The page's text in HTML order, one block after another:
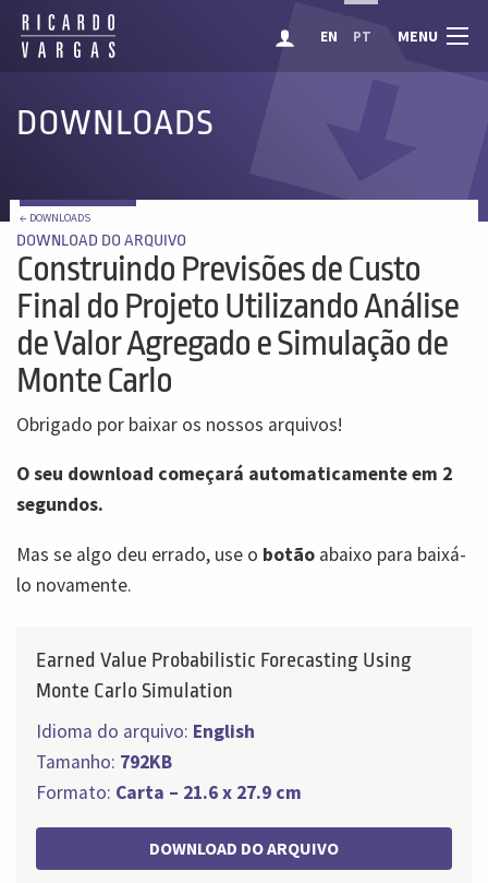
EN PT MENU
DOWNLOADS
← DOWNLOADS
DOWNLOAD DO ARQUIVO
Construindo Previsões de Custo
Final do Projeto Utilizando Análise
de Valor Agregado e Simulação de
Monte Carlo
Obrigado por baixar os nossos arquivos!
O seu download começará automaticamente em 2
segundos.
Mas se algo deu errado, use o botão abaixo para baixá-
lo novamente.
Earned Value Probabilistic Forecasting Using
Monte Carlo Simulation
Idioma do arquivo: English
Tamanho: 792KB
Formato: Carta – 21.6 x 27.9 cm
DOWNLOAD DO ARQUIVO